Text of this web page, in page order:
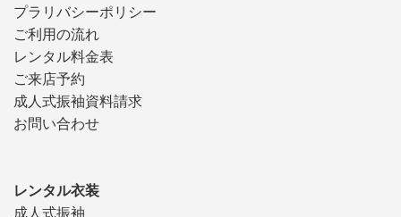
プラリバシーポリシー
ご利用の流れ
レンタル料金表
ご来店予約
成人式振袖資料請求
お問い合わせ
レンタル衣装
成人式振袖